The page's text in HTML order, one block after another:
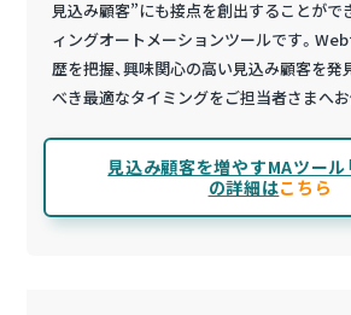
見込み顧客”にも接点を創出することがで
ィングオートメーションツールです。
歴を把握、興味関心の高い見込み顧客を発
べき最適なタイミングをご担当者さまへお
見込み顧客を増やすMAツール
の詳細はこちら